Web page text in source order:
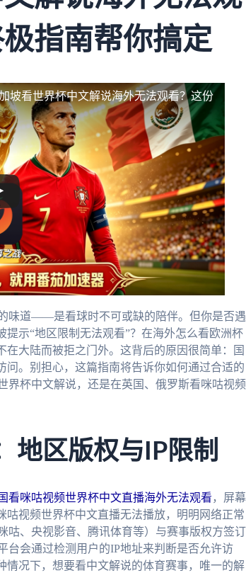
指南帮你搞定
坡看世界杯中文解说海外无法观看？这份
味道——是看球时不可或缺的陪伴。但你是否遇
示“地区限制无法观看”？在海外怎么看欧洲杯
大陆而被拒之门外。这背后的原因很简单：国
。别担心，这篇指南将告诉你如何通过合适的
界杯中文解说，还是在英国、俄罗斯看咪咕视频
地区版权与IP限制
看咪咕视频世界杯中文直播海外无法观看 ，屏幕
咕视频世界杯中文直播无法播放，明明网络正常
、央视影音、腾讯体育等）与赛事版权方签订
台会通过检测用户的IP地址来判断是否允许访
情况下，想要看中文解说的体育赛事，唯一的解